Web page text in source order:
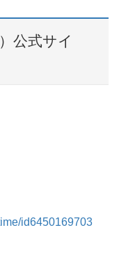
公式サイ
id6450169703